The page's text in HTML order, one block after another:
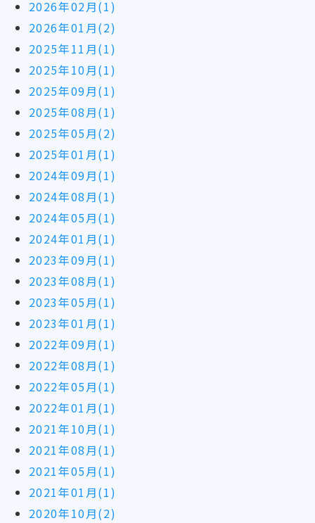
2026年02月(1)
2026年01月(2)
2025年11月(1)
2025年10月(1)
2025年09月(1)
2025年08月(1)
2025年05月(2)
2025年01月(1)
2024年09月(1)
2024年08月(1)
2024年05月(1)
2024年01月(1)
2023年09月(1)
2023年08月(1)
2023年05月(1)
2023年01月(1)
2022年09月(1)
2022年08月(1)
2022年05月(1)
2022年01月(1)
2021年10月(1)
2021年08月(1)
2021年05月(1)
2021年01月(1)
2020年10月(2)